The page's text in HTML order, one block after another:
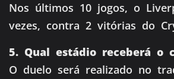
Nos últimos 10 jogos, o
vezes, contra 2 vitórias do
5. Qual estádio receberá o
O duelo será realizado no